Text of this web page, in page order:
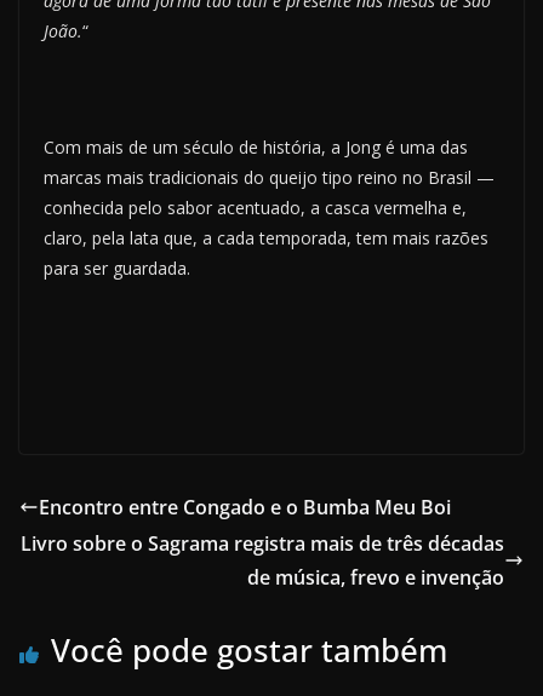
João.“
Com mais de um século de história, a Jong é uma das
marcas mais tradicionais do queijo tipo reino no Brasil —
conhecida pelo sabor acentuado, a casca vermelha e,
claro, pela lata que, a cada temporada, tem mais razões
para ser guardada.
Encontro entre Congado e o Bumba Meu Boi
Livro sobre o Sagrama registra mais de três décadas
de música, frevo e invenção
Você pode gostar também